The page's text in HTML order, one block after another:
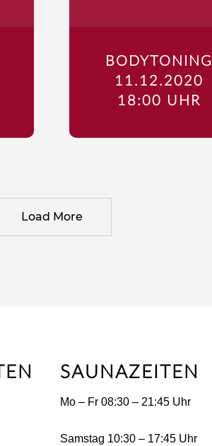
BODYTONING
11.12.2020
18:00 UHR
Load More
SAUNAZEITEN
Mo – Fr 08:30 – 21:45 Uhr
Samstag 10:30 – 17:45 Uhr